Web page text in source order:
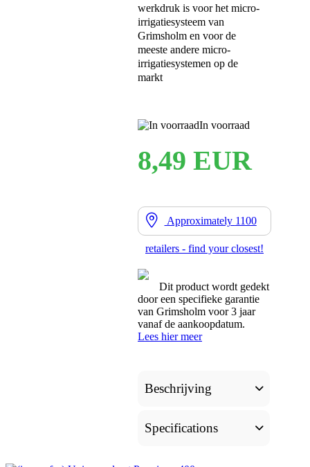
werkdruk is voor het micro-
irrigatiesysteem van
Grimsholm en voor de
meeste andere micro-
irrigatiesystemen op de
markt
In voorraad
8,49 EUR
Approximately 1100
retailers - find your closest!
Dit product wordt gedekt
door een specifieke garantie
van Grimsholm voor 3 jaar
vanaf de aankoopdatum.
Lees hier meer
Beschrijving
Specifications